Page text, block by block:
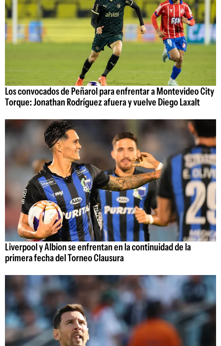
Los convocados de Peñarol para enfrentar a Montevideo City
Torque: Jonathan Rodríguez afuera y vuelve Diego Laxalt
Liverpool y Albion se enfrentan en la continuidad de la
primera fecha del Torneo Clausura